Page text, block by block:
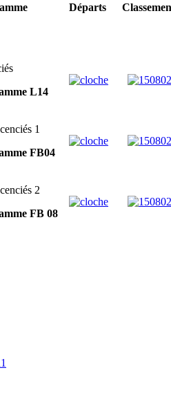
Départs
L14
1
FB04
2
FB 08